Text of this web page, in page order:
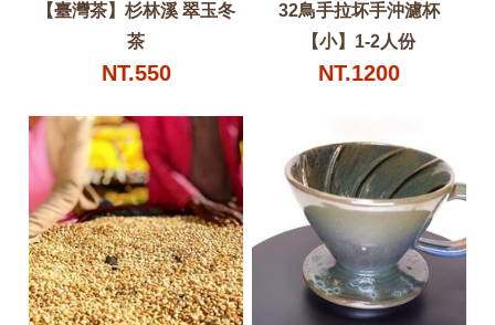
【臺灣茶】杉林溪 翠玉冬
茶
NT.550
32鳥手拉坏手沖濾杯
【小】1-2人份
NT.1200